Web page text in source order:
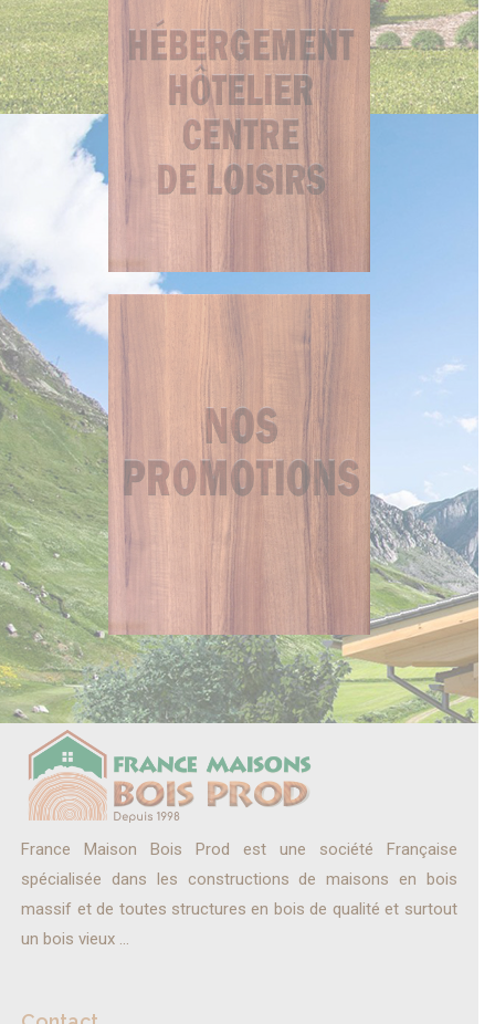
France Maison Bois Prod est une société Française
spécialisée dans les constructions de maisons en bois
massif et de toutes structures en bois de qualité et surtout
un bois vieux ...